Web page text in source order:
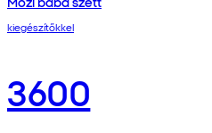
kiegészítőkkel
3600